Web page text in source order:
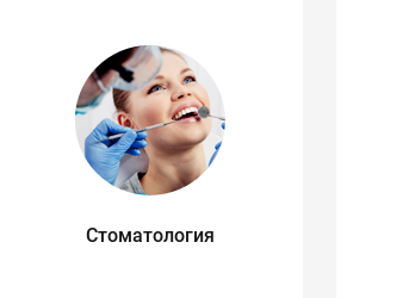
Стоматология